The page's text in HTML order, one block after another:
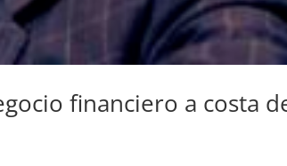
financiero a costa